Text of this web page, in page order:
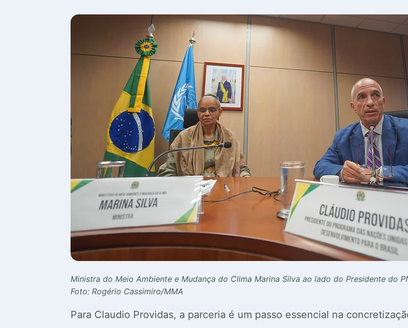
Ministra do Meio Ambiente e Mudança do Clima Marina Silva ao lado do Presidente do
Foto: Rogério Cassimiro/MMA
Para Claudio Providas, a parceria é um passo essencial na